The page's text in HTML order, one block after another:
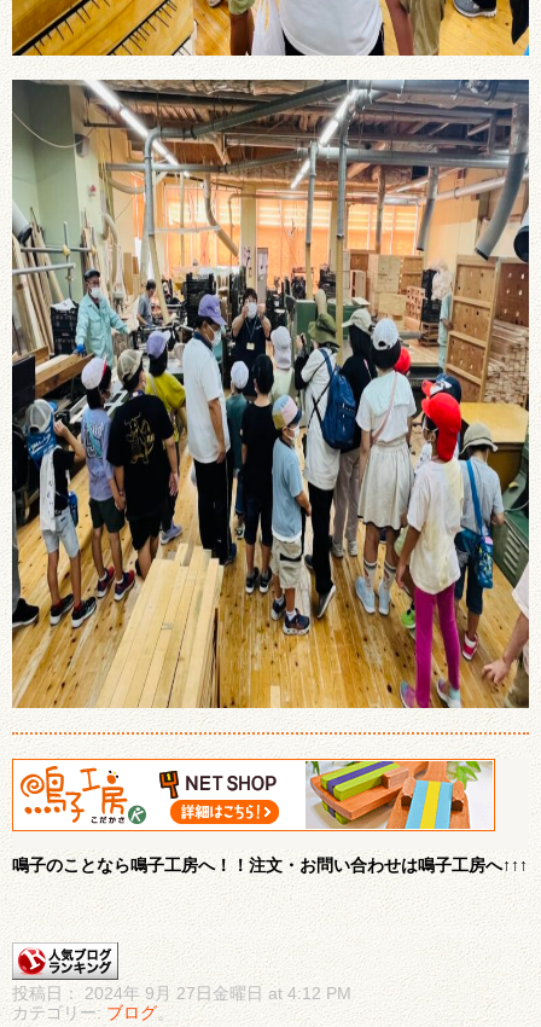
鳴子のことなら鳴子工房へ！！注文・お問い合わせは鳴子工房へ↑↑↑
投稿日： 2024年 9月 27日金曜日 at 4:12 PM
カテゴリー: ブログ。